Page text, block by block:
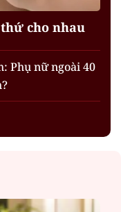
cho nhau
Phụ nữ ngoài 40